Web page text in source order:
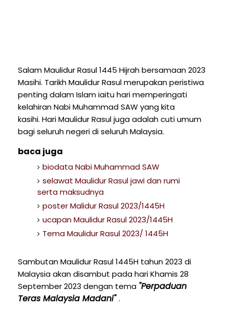
Salam Maulidur Rasul 1445 Hijrah bersamaan 2023
Masihi. Tarikh Maulidur Rasul merupakan peristiwa
penting dalam Islam iaitu hari memperingati
kelahiran Nabi Muhammad SAW yang kita
kasihi. Hari Maulidur Rasul juga adalah cuti umum
bagi seluruh negeri di seluruh Malaysia.
baca juga
biodata Nabi Muhammad SAW
selawat Maulidur Rasul jawi dan rumi
serta maksudnya
poster Malidur Rasul 2023/1445H
ucapan Maulidur Rasul 2023/1445H
Tema Maulidur Rasul 2023/ 1445H
Sambutan Maulidur Rasul 1445H tahun 2023 di
Malaysia akan disambut pada hari Khamis 28
September 2023 dengan tema "Perpaduan
Teras Malaysia Madani".